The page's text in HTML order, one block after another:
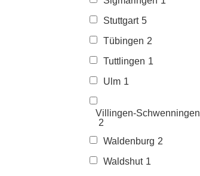
Stuttgart 5
Tübingen 2
Tuttlingen 1
Ulm 1
Villingen-Schwenningen
2
Waldenburg 2
Waldshut 1